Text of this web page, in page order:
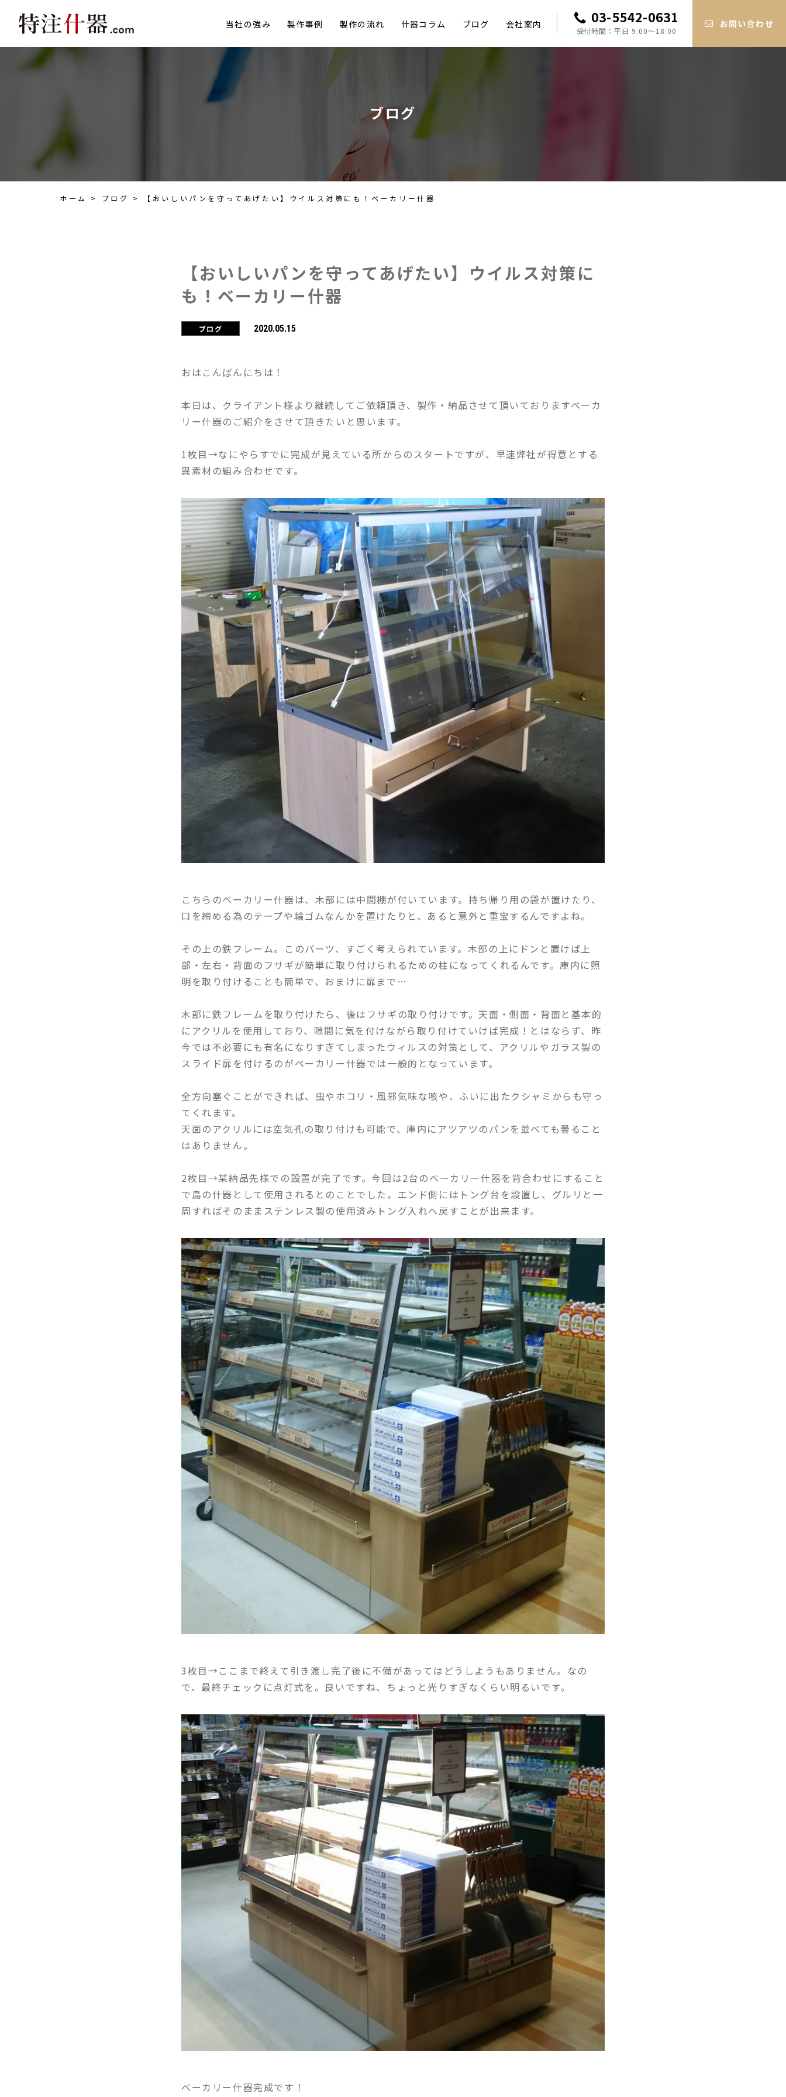
当社の強み 製作事例 製作の流れ 什器コラム ブログ 会社案内 03-5542-0631
受付時間：平日 9:00〜18:00
お問い合わせ
ブログ
ホーム > ブログ > 【おいしいパンを守ってあげたい】ウイルス対策にも！ベーカリー什器
【おいしいパンを守ってあげたい】ウイルス対策に
も！ベーカリー什器
ブログ 2020.05.15
おはこんばんにちは！
本日は、クライアント様より継続してご依頼頂き、製作・納品させて頂いておりますベーカ
リー什器のご紹介をさせて頂きたいと思います。
1枚目→なにやらすでに完成が見えている所からのスタートですが、早速弊社が得意とする
異素材の組み合わせです。
こちらのベーカリー什器は、木部には中間棚が付いています。持ち帰り用の袋が置けたり、
口を締める為のテープや輪ゴムなんかを置けたりと、あると意外と重宝するんですよね。
その上の鉄フレーム。このパーツ、すごく考えられています。木部の上にドンと置けば上
部・左右・背面のフサギが簡単に取り付けられるための柱になってくれるんです。庫内に照
明を取り付けることも簡単で、おまけに扉まで…
木部に鉄フレームを取り付けたら、後はフサギの取り付けです。天面・側面・背面と基本的
にアクリルを使用しており、隙間に気を付けながら取り付けていけば完成！とはならず、昨
今では不必要にも有名になりすぎてしまったウィルスの対策として、アクリルやガラス製の
スライド扉を付けるのがベーカリー什器では一般的となっています。
全方向塞ぐことができれば、虫やホコリ・風邪気味な咳や、ふいに出たクシャミからも守っ
てくれます。
天面のアクリルには空気孔の取り付けも可能で、庫内にアツアツのパンを並べても曇ること
はありません。
2枚目→某納品先様での設置が完了です。今回は2台のベーカリー什器を背合わせにすること
で島の什器として使用されるとのことでした。エンド側にはトング台を設置し、グルリと一
周すればそのままステンレス製の使用済みトング入れへ戻すことが出来ます。
3枚目→ここまで終えて引き渡し完了後に不備があってはどうしようもありません。なの
で、最終チェックに点灯式を。良いですね、ちょっと光りすぎなくらい明るいです。
ベーカリー什器完成です！